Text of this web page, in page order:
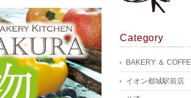
Category
BAKERY ＆
イオン都城駅前店